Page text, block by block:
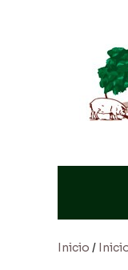
Inicio /